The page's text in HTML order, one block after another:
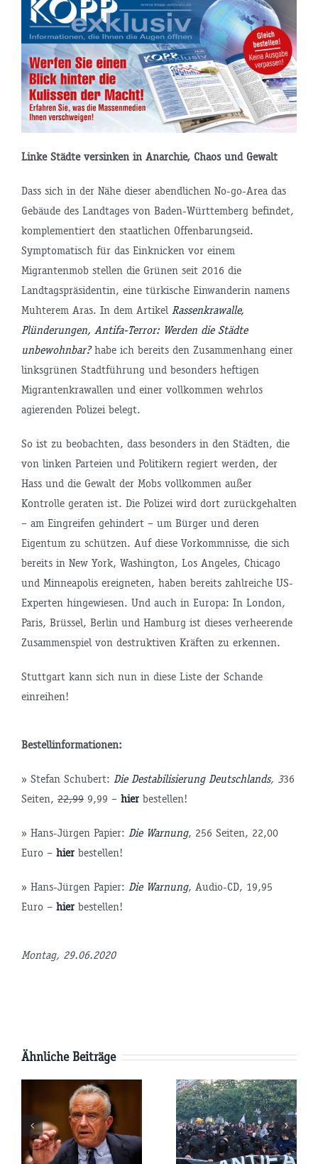
Linke Städte versinken in Anarchie, Chaos und Gewalt
Dass sich in der Nähe dieser abendlichen No-go-Area das
Gebäude des Landtages von Baden-Württemberg befindet,
komplementiert den staatlichen Offenbarungseid.
Symptomatisch für das Einknicken vor einem
Migrantenmob stellen die Grünen seit 2016 die
Landtagspräsidentin, eine türkische Einwanderin namens
Muhterem Aras. In dem Artikel Rassenkrawalle,
Plünderungen, Antifa-Terror: Werden die Städte
unbewohnbar?habe ich bereits den Zusammenhang einer
linksgrünen Stadtführung und besonders heftigen
Migrantenkrawallen und einer vollkommen wehrlos
agierenden Polizei belegt.
So ist zu beobachten, dass besonders in den Städten, die
von linken Parteien und Politikern regiert werden, der
Hass und die Gewalt der Mobs vollkommen außer
Kontrolle geraten ist. Die Polizei wird dort zurückgehalten
– am Eingreifen gehindert – um Bürger und deren
Eigentum zu schützen. Auf diese Vorkommnisse, die sich
bereits in New York, Washington, Los Angeles, Chicago
und Minneapolis ereigneten, haben bereits zahlreiche US-
Experten hingewiesen. Und auch in Europa: In London,
Paris, Brüssel, Berlin und Hamburg ist dieses verheerende
Zusammenspiel von destruktiven Kräften zu erkennen.
Stuttgart kann sich nun in diese Liste der Schande
einreihen!
Bestellinformationen:
» Stefan Schubert: Die Destabilisierung Deutschlands, 336
Seiten, 22,999,99 – hier bestellen!
» Hans-Jürgen Papier: Die Warnung, 256 Seiten, 22,00
Euro – hierbestellen!
» Hans-Jürgen Papier: Die Warnung, Audio-CD, 19,95
Euro – hierbestellen!
Montag, 29.06.2020
Ähnliche Beiträge
AfD-
Parteitag:
Wird die
Terroristen-
Pläne:
Werden die
USA